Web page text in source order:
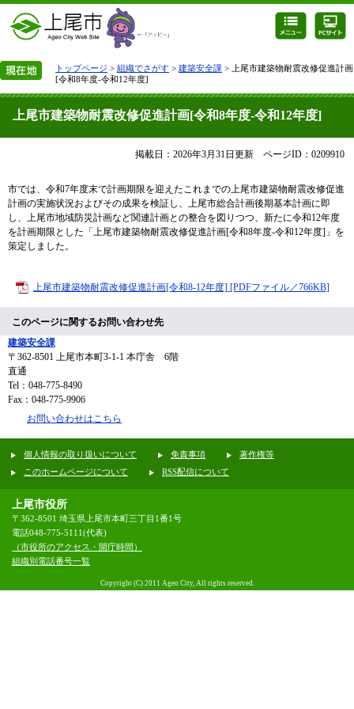
トップページ > 組織でさがす > 建築安全課 > 上尾市建築物耐震改修促進計画
[令和8年度-令和12年度]
上尾市建築物耐震改修促進計画[令和8年度-令和12年度]
掲載日：2026年3月31日更新 ページID：0209910
市では、令和7年度末で計画期限を迎えたこれまでの上尾市建築物耐震改修促進
計画の実施状況およびその成果を検証し、上尾市総合計画後期基本計画に即
し、上尾市地域防災計画など関連計画との整合を図りつつ、新たに令和12年度
を計画期限とした「上尾市建築物耐震改修促進計画[令和8年度-令和12年度]」を
策定しました。
上尾市建築物耐震改修促進計画[令和8-12年度] [PDFファイル／766KB]
このページに関するお問い合わせ先
建築安全課
〒362-8501
上尾市本町3-1-1 本庁舎 6階
直通
Tel：048-775-8490
Fax：048-775-9906
お問い合わせはこちら
個人情報の取り扱いについて 免責事項
著作権等
このホームページについて
RSS配信について
上尾市役所
〒362-8501 埼玉県上尾市本町三丁目1番1号
電話048-775-5111(代表)
（市役所のアクセス・開庁時間）
組織別電話番号一覧
Copyright (C) 2011 Ageo City, All rights reserved.